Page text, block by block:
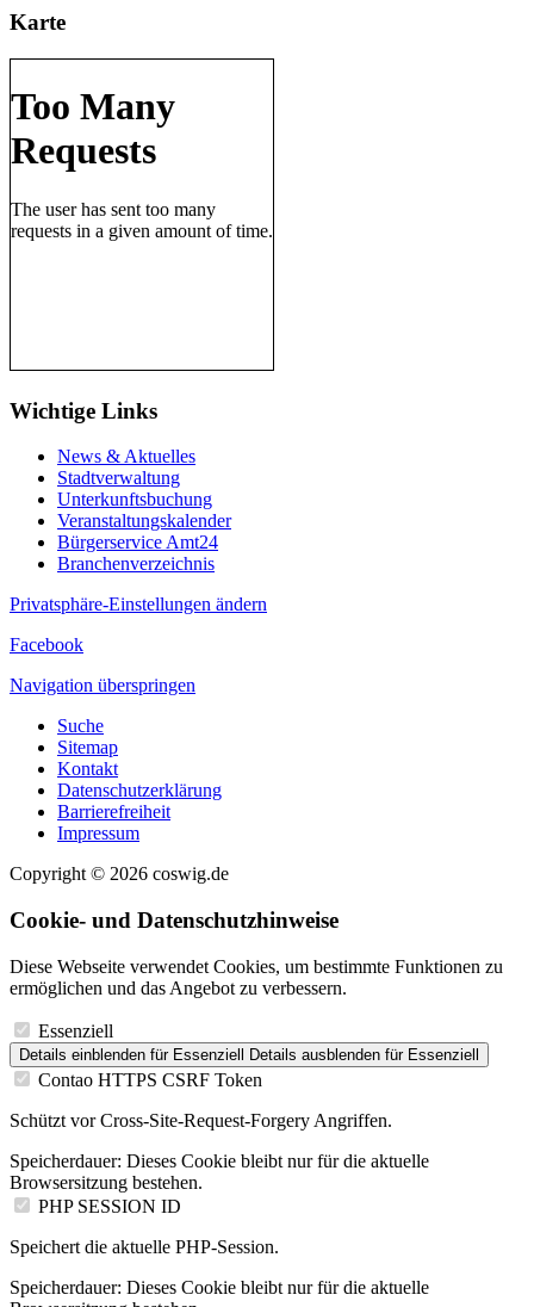
Karte
Wichtige Links
News & Aktuelles
Stadtverwaltung
Unterkunftsbuchung
Veranstaltungskalender
Bürgerservice Amt24
Branchenverzeichnis
Privatsphäre-Einstellungen ändern
Facebook
Navigation überspringen
Suche
Sitemap
Kontakt
Datenschutzerklärung
Barrierefreiheit
Impressum
Copyright © 2026 coswig.de
Cookie- und Datenschutzhinweise
Diese Webseite verwendet Cookies, um bestimmte Funktionen zu
ermöglichen und das Angebot zu verbessern.
Essenziell
Details einblenden für Essenziell Details ausblenden für Essenziell
Contao HTTPS CSRF Token
Schützt vor Cross-Site-Request-Forgery Angriffen.
Speicherdauer: Dieses Cookie bleibt nur für die aktuelle
Browsersitzung bestehen.
PHP SESSION ID
Speichert die aktuelle PHP-Session.
Speicherdauer: Dieses Cookie bleibt nur für die aktuelle